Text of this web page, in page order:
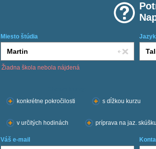
Miesto štúdia Jazyk
Žiadna škola nebola nájdená
konkrétne pokročilosti
s dĺžkou kurzu
v určitých hodinách príprava na jaz. skúšku
Váš e-mail